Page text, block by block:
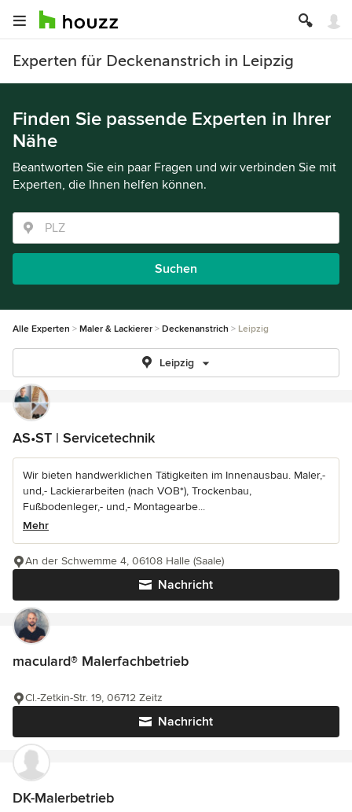
Experten für Deckenanstrich in Leipzig
Finden Sie passende Experten in Ihrer
Nähe
Beantworten Sie ein paar Fragen und wir verbinden Sie mit
Experten, die Ihnen helfen können.
Suchen
Alle Experten Maler & Lackierer Deckenanstrich Leipzig
Leipzig
AS•ST | Servicetechnik
Wir bieten handwerklichen Tätigkeiten im Innenausbau. Maler,-
und,- Lackierarbeiten (nach VOB*), Trockenbau,
Fußbodenleger,- und,- Montagearbe...
Mehr
Nachricht
An der Schwemme 4, 06108 Halle (Saale)
maculard® Malerfachbetrieb
Nachricht
Cl.-Zetkin-Str. 19, 06712 Zeitz
DK-Malerbetrieb